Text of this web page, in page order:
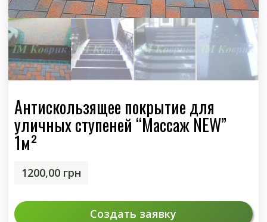
Антискользящее покрытие для
уличных ступеней “Массаж NEW”
1м²
1200,00 грн
Создать заявку